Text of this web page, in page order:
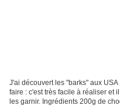
J'ai découvert les "barks" aux
faire : c'est très facile à réaliser et
les garnir. Ingrédients 200g de